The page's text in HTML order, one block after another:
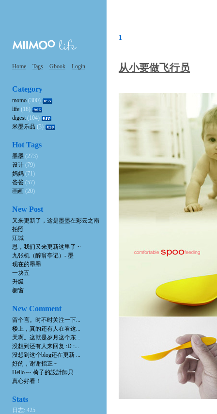
Home Tags Gbook Login
1
从小要做飞行员
Category
momo (300)
life (18)
digest(104)
米墨乐品 (3)
Hot Tags
墨墨 (273)
设计 (79)
妈妈 (71)
爸爸 (57)
画画 (20)
New Post
又来更新了，这是墨墨在彩云之南
拍照
江城
恩，我们又来更新这里了 ~
九张机（醉翁亭记）- 墨
现在的墨墨
一块五
升级
橱窗
New Comment
留个言。时不时关注一下...
楼上，真的还有人在看这...
天啊。这就是岁月这个东...
没想到还有人来回复 :D :...
没想到这个blog还在更新 ...
好的，谢谢指正 ~
Hello~~ 椅子的設計師只...
真心好看！
Stats
日志: 425